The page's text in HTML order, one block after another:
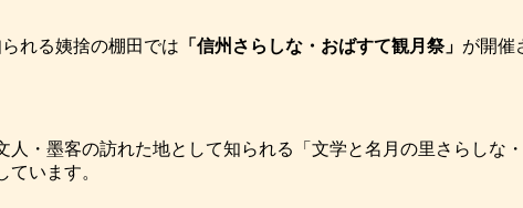
れる姨捨の棚田では 「信州さらしな・おばすて観月祭」 が開催
人・墨客の訪れた地として知られる「文学と名月の里さらしな
います。